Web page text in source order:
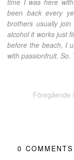
time I was here
been back every
brothers usually
alcohol it works just
before the beach, I
with passionfruit. So.
Föregående
0 COMMENTS